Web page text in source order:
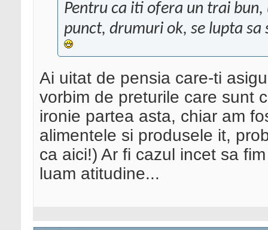
Pentru ca iti ofera un trai bun,
punct, drumuri ok, se lupta
Ai uitat de pensia care-ti
vorbim de preturile care sunt
ironie partea asta, chiar am
alimentele si produsele it,
ca aici!) Ar fi cazul incet sa
luam atitudine...